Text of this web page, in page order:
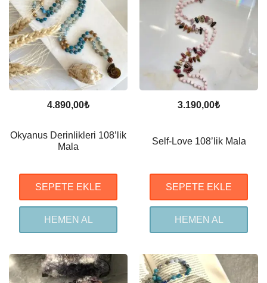
4.890,00₺
Okyanus Derinlikleri 108’lik
Mala
SEPETE EKLE
HEMEN AL
3.190,00₺
Self-Love 108’lik Mala
SEPETE EKLE
HEMEN AL